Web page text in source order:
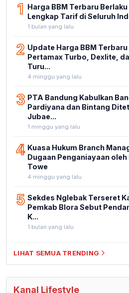
1
Harga BBM Terbaru
Lengkap Tarif di Seluruh
1 bulan yang lalu
2 Update Harga BBM
Pertamax Turbo, Dexlite,
Turu...
4 minggu yang lalu
3 PTA Bandung Kabulkan
Pardiyana dan Bintang
Jubae...
1 minggu yang lalu
4 Kuasa Hukum Branch
Dugaan Penganiayaan
Towe
4 minggu yang lalu
5 Sekdes Nglebak Terseret
Pemkab Blora Sebut
K...
1 bulan yang lalu
LIHAT SEMUA TRENDING
Kanal Lifestyle